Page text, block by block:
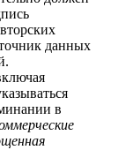
данных
в